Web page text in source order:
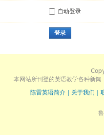
自动登录
登录
本网站所刊登的英语教学各种新
陈雷英语简介
关于我们